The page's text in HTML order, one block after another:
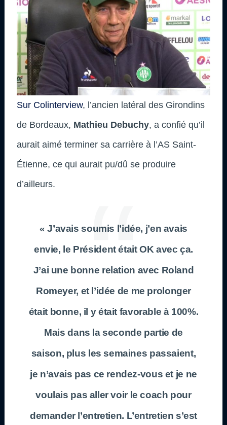
Sur Colinterview, l’ancien latéral des Girondins
de Bordeaux, Mathieu Debuchy, a confié qu’il
aurait aimé terminer sa carrière à l’AS Saint-
Étienne, ce qui aurait pu/dû se produire
d’ailleurs.
« J’avais soumis l’idée, j’en avais
envie, le Président était OK avec ça.
J’ai une bonne relation avec Roland
Romeyer, et l’idée de me prolonger
était bonne, il y était favorable à 100%.
Mais dans la seconde partie de
saison, plus les semaines passaient,
je n’avais pas ce rendez-vous et je ne
voulais pas aller voir le coach pour
demander l’entretien. L’entretien s’est